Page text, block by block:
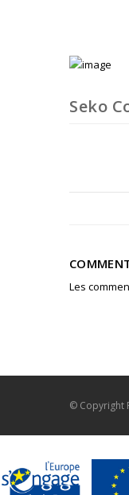
Seko
Les
© Copyright